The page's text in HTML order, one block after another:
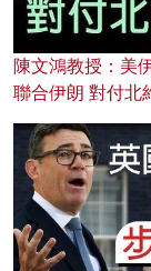
陳文鴻教授：美
聯合伊朗 對付北